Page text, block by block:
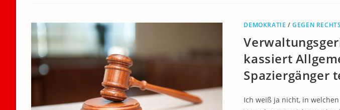
DEMOKRATIE /GEGEN RECHTS
kassiert
Spaziergänger
Ich weiß ja nicht, in